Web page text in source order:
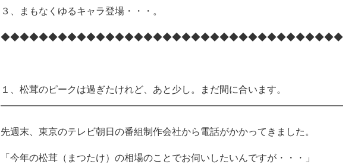
３、まもなくゆるキャラ登場・・・。
◆◆◆◆◆◆◆◆◆◆◆◆◆◆◆◆◆◆◆◆◆◆◆◆◆◆◆◆◆◆◆◆◆◆◆◆
１、松茸のピークは過ぎたけれど、あと少し。まだ間に合います。
━━━━━━━━━━━━━━━━━━━━━━━━━━━━━━━━━━━━
先週末、東京のテレビ朝日の番組制作会社から電話がかかってきました。
「今年の松茸（まつたけ）の相場のことでお伺いしたいんですが・・・」